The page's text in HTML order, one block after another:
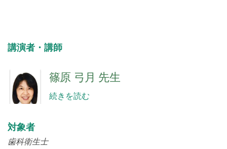
講演者・講師
篠原 弓月 先生
続きを読む
対象者
歯科衛生士